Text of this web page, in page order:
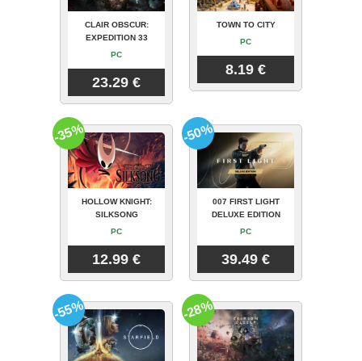
CLAIR OBSCUR:
EXPEDITION 33
PC
23.29 €
TOWN TO CITY
PC
8.19 €
HOLLOW KNIGHT:
SILKSONG
PC
12.99 €
-35%
007 FIRST LIGHT
DELUXE EDITION
PC
39.49 €
-50%
-55% -28%